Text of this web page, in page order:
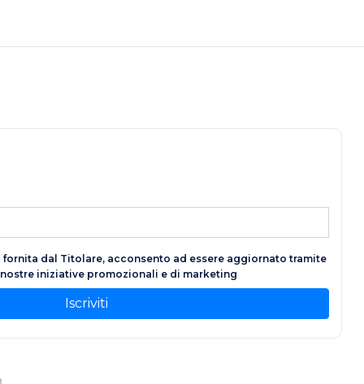
fornita dal Titolare, acconsento ad essere aggiornato tramite
iniziative promozionali e di marketing
Iscriviti